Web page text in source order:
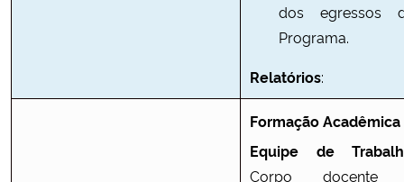
dos egressos
Programa.
Relatórios:
Formação Acadêmica
Equipe de
Corpo docente